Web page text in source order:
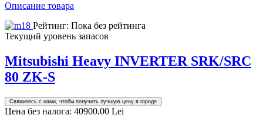
Описание товара
Рейтинг: Пока без рейтинга
Текущий уровень запасов
Mitsubishi Heavy INVERTER SRK/SRC
80 ZK-S
Свяжитесь с нами, чтобы получить лучшую цену в городе
Цена без налога: 40900,00 Lei